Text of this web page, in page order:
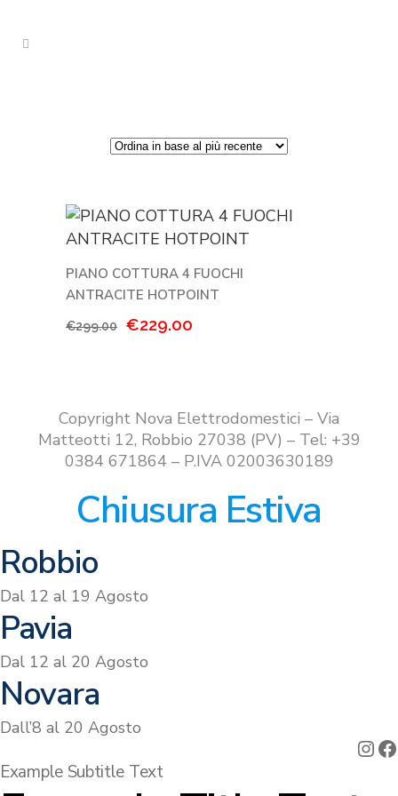
PIANO COTTURA 4 FUOCHI
ANTRACITE HOTPOINT
€299.00
Il
€299.00.
€229.00
€229.00.
Copyright Nova Elettrodomestici – Via
Matteotti 12, Robbio 27038 (PV) – Tel: +39
0384 671864 – P.IVA 02003630189
Chiusura Estiva
Robbio
Dal 12 al 19 Agosto
Pavia
Dal 12 al 20 Agosto
Novara
Dall’8 al 20 Agosto
Example Subtitle Text